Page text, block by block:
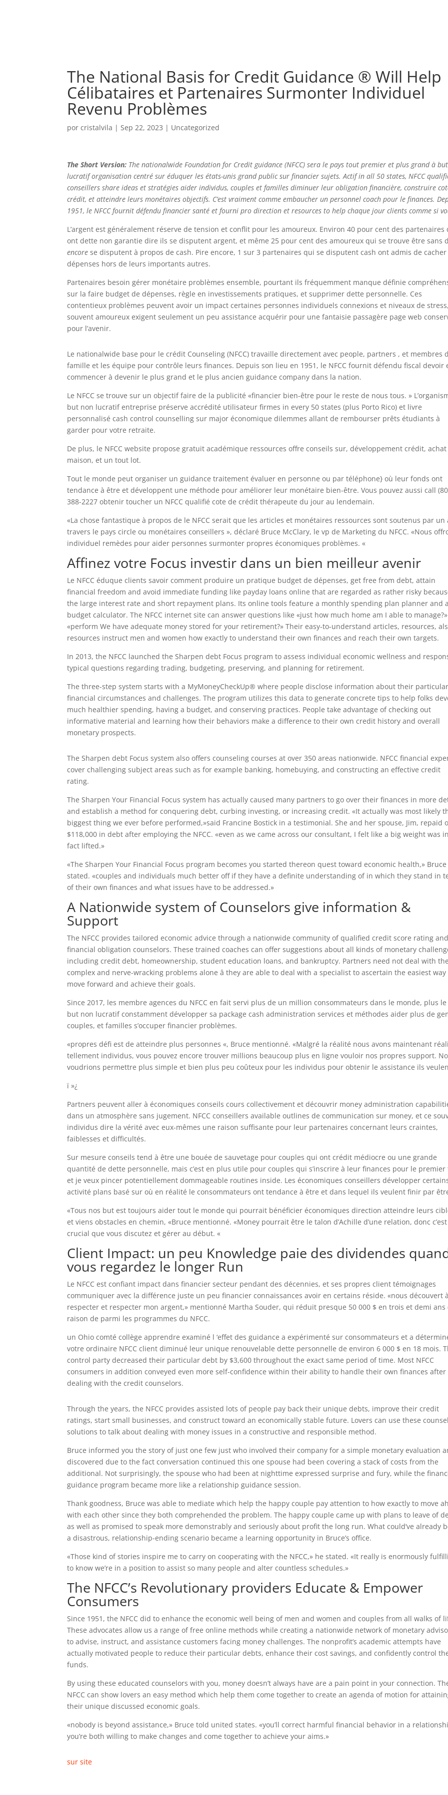
The National Basis for Credit Guidance ® Will Help
Célibataires et Partenaires Surmonter Individuel
Revenu Problèmes
porcristalvila |Sep 22, 2023 | Uncategorized
The Short Version: The nationalwide Foundation for Credit guidance (NFCC) sera le pays tout premier et plus grand à
lucratif organisation centré sur éduquer les états-unis grand public sur financier sujets. Actif in all 50 states, NFCC
conseillers share ideas et stratégies aider individus, couples et familles diminuer leur obligation financière, construire
crédit, et atteindre leurs monétaires objectifs. C’est vraiment comme embaucher un personnel coach pour le finances.
1951, le NFCC fournit défendu financier santé et fourni pro direction et resources to help chaque jour clients comme si
L’argent est généralement réserve de tension et conflit pour les amoureux. Environ 40 pour cent des partenaires
ont dette non garantie dire ils se disputent argent, et même 25 pour cent des amoureux qui se trouve être sans
encorese disputent à propos de cash. Pire encore, 1 sur 3 partenaires qui se disputent cash ont admis de cacher
dépenses hors de leurs importants autres.
Partenaires besoin gérer monétaire problèmes ensemble, pourtant ils fréquemment manque définie
sur la faire budget de dépenses, règle en investissements pratiques, et supprimer dette personnelle. Ces
contentieux problèmes peuvent avoir un impact certaines personnes individuels connexions et niveaux de
souvent amoureux exigent seulement un peu assistance acquérir pour une fantaisie passagère page web
pour l’avenir.
Le nationalwide base pour le crédit Counseling (NFCC) travaille directement avec people, partners , et membres
famille et les équipe pour contrôle leurs finances. Depuis son lieu en 1951, le NFCC fournit défendu fiscal devoir
commencer à devenir le plus grand et le plus ancien guidance company dans la nation.
Le NFCC se trouve sur un objectif faire de la publicité «financier bien-être pour le reste de nous tous. »
but non lucratif entreprise préserve accrédité utilisateur firmes in every 50 states (plus Porto Rico) et livre
personnalisé cash control counselling sur major économique dilemmes allant de rembourser prêts étudiants à
garder pour votre retraite.
De plus, le NFCC website propose gratuit académique ressources offre conseils sur, développement crédit,
maison, et un tout lot.
Tout le monde peut organiser un guidance traitement évaluer en personne ou par téléphone} où leur fonds ont
tendance à être et développent une méthode pour améliorer leur monétaire bien-être. Vous pouvez aussi call
388-2227 obtenir toucher un NFCC qualifié cote de crédit thérapeute du jour au lendemain.
«La chose fantastique à propos de le NFCC serait que les articles et monétaires ressources sont soutenus par un
travers le pays circle ou monétaires conseillers », déclaré Bruce McClary, le vp de Marketing du NFCC. «Nous
individuel remèdes pour aider personnes surmonter propres économiques problèmes. «
Affinez votre Focus investir dans un bien meilleur avenir
Le NFCC éduque clients savoir comment produire un pratique budget de dépenses, get free from debt, attain
financial freedom and avoid immediate funding like payday loans online that are regarded as rather risky
the large interest rate and short repayment plans. Its online tools feature a monthly spending plan planner and a
budget calculator. The NFCC internet site can answer questions like «just how much home am I able to
«perform We have adequate money stored for your retirement?» Their easy-to-understand articles, resources,
resources instruct men and women how exactly to understand their own finances and reach their own targets.
In 2013, the NFCC launched the Sharpen debt Focus program to assess individual economic wellness and
typical questions regarding trading, budgeting, preserving, and planning for retirement.
The three-step system starts with a MyMoneyCheckUp® where people disclose information about their particular
financial circumstances and challenges. The program utilizes this data to generate concrete tips to help folks
much healthier spending, having a budget, and conserving practices. People take advantage of checking out
informative material and learning how their behaviors make a difference to their own credit history and overall
monetary prospects.
The Sharpen debt Focus system also offers counseling courses at over 350 areas nationwide. NFCC financial
cover challenging subject areas such as for example banking, homebuying, and constructing an effective credit
rating.
The Sharpen Your Financial Focus system has actually caused many partners to go over their finances in more
and establish a method for conquering debt, curbing investing, or increasing credit. «It actually was most likely
biggest thing we ever before performed,»said Francine Bostick in a testimonial. She and her spouse, Jim, repaid
$118,000 in debt after employing the NFCC. «even as we came across our consultant, I felt like a big weight was in
fact lifted.»
«The Sharpen Your Financial Focus program becomes you started thereon quest toward economic health,» Bruce
stated. «couples and individuals much better off if they have a definite understanding of in which they stand in
of their own finances and what issues have to be addressed.»
A Nationwide system of Counselors give information &
Support
The NFCC provides tailored economic advice through a nationwide community of qualified credit score rating and
financial obligation counselors. These trained coaches can offer suggestions about all kinds of monetary
including credit debt, homeownership, student education loans, and bankruptcy. Partners need not deal with
complex and nerve-wracking problems alone â they are able to deal with a specialist to ascertain the easiest way
move forward and achieve their goals.
Since 2017, les membre agences du NFCC en fait servi plus de un million consommateurs dans le monde, plus le
but non lucratif constamment développer sa package cash administration services et méthodes aider plus de
couples, et familles s’occuper financier problèmes.
«propres défi est de atteindre plus personnes «, Bruce mentionné. «Malgré la réalité nous avons maintenant
tellement individus, vous pouvez encore trouver millions beaucoup plus en ligne vouloir nos propres support.
voudrions permettre plus simple et bien plus peu coûteux pour les individus pour obtenir le assistance ils
ï »¿
Partners peuvent aller à économiques conseils cours collectivement et découvrir money administration
dans un atmosphère sans jugement. NFCC conseillers available outlines de communication sur money, et ce
individus dire la vérité avec eux-mêmes une raison suffisante pour leur partenaires concernant leurs craintes,
faiblesses et difficultés.
Sur mesure conseils tend à être une bouée de sauvetage pour couples qui ont crédit médiocre ou une grande
quantité de dette personnelle, mais c’est en plus utile pour couples qui s’inscrire à leur finances pour le premier
et je veux pincer potentiellement dommageable routines inside. Les économiques conseillers développer
activité plans basé sur où en réalité le consommateurs ont tendance à être et dans lequel ils veulent finir par
«Tous nos but est toujours aider tout le monde qui pourrait bénéficier économiques direction atteindre leurs
et viens obstacles en chemin, «Bruce mentionné. «Money pourrait être le talon d’Achille d’une relation, donc c’est
crucial que vous discutez et gérer au début. «
Client Impact: un peu Knowledge paie des dividendes
vous regardez le longer Run
Le NFCC est confiant impact dans financier secteur pendant des décennies, et ses propres client témoignages
communiquer avec la différence juste un peu financier connaissances avoir en certains réside. «nous découvert à
respecter et respecter mon argent,» mentionné Martha Souder, qui réduit presque 50 000 $ en trois et demi ans
raison de parmi les programmes du NFCC.
un Ohio comté collège apprendre examiné l ‘effet des guidance a expérimenté sur consommateurs et a
votre ordinaire NFCC client diminué leur unique renouvelable dette personnelle de environ 6 000 $ en 18 mois.
control party decreased their particular debt by $3,600 throughout the exact same period of time. Most NFCC
consumers in addition conveyed even more self-confidence within their ability to handle their own finances after
dealing with the credit counselors.
Through the years, the NFCC provides assisted lots of people pay back their unique debts, improve their credit
ratings, start small businesses, and construct toward an economically stable future. Lovers can use these
solutions to talk about dealing with money issues in a constructive and responsible method.
Bruce informed you the story of just one few just who involved their company for a simple monetary evaluation
discovered due to the fact conversation continued this one spouse had been covering a stack of costs from the
additional. Not surprisingly, the spouse who had been at nighttime expressed surprise and fury, while the
guidance program became more like a relationship guidance session.
Thank goodness, Bruce was able to mediate which help the happy couple pay attention to how exactly to move
with each other since they both comprehended the problem. The happy couple came up with plans to leave of
as well as promised to speak more demonstrably and seriously about profit the long run. What could’ve already
a disastrous, relationship-ending scenario became a learning opportunity in Bruce’s office.
«Those kind of stories inspire me to carry on cooperating with the NFCC,» he stated. «It really is enormously
to know we’re in a position to assist so many people and alter countless schedules.»
The NFCC’s Revolutionary providers Educate & Empower
Consumers
Since 1951, the NFCC did to enhance the economic well being of men and women and couples from all walks of
These advocates allow us a range of free online methods while creating a nationwide network of monetary
to advise, instruct, and assistance customers facing money challenges. The nonprofit’s academic attempts have
actually motivated people to reduce their particular debts, enhance their cost savings, and confidently control
funds.
By using these educated counselors with you, money doesn’t always have are a pain point in your connection.
NFCC can show lovers an easy method which help them come together to create an agenda of motion for
their unique discussed economic goals.
«nobody is beyond assistance,» Bruce told united states. «you’ll correct harmful financial behavior in a
you’re both willing to make changes and come together to achieve your aims.»
sur site